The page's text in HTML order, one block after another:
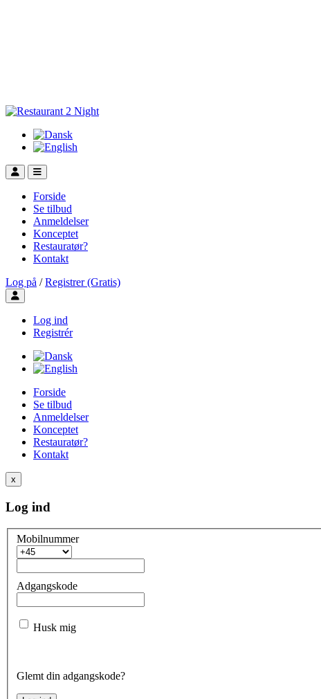
Forside
Se tilbud
Anmeldelser
Konceptet
Restauratør?
Kontakt
Log på / Registrer (Gratis)
Toggle user menu
Log ind
Registrér
Forside
Se tilbud
Anmeldelser
Konceptet
Restauratør?
Kontakt
x
Log ind
Mobilnummer
Adgangskode
Husk mig
Glemt din adgangskode?